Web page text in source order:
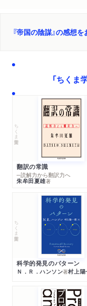
『帝国の陰謀』の感想
「ちくま
ちくま学芸文庫
翻訳の常識
─読解力から翻訳力へ
朱牟田夏雄著
ちくま学芸文庫
科学的発見のパターン
Ｎ．Ｒ．ハンソン著村上